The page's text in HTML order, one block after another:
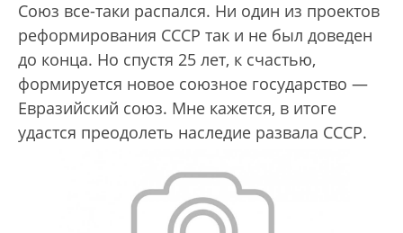
Союз все-таки распался. Ни один из проектов
реформирования СССР так и не был доведен
до конца. Но спустя 25 лет, к счастью,
формируется новое союзное государство —
Евразийский союз. Мне кажется, в итоге
удастся преодолеть наследие развала СССР.